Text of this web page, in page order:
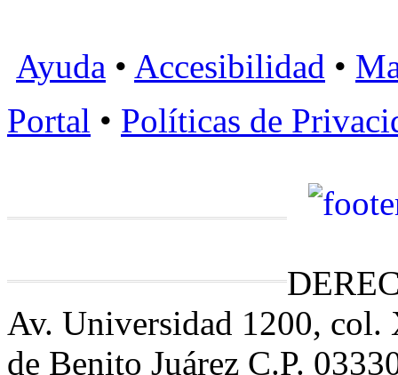
Ayuda • Accesibilidad •
Portal • Políticas de
Av. Universidad 1200,
de Benito Juárez C.P.